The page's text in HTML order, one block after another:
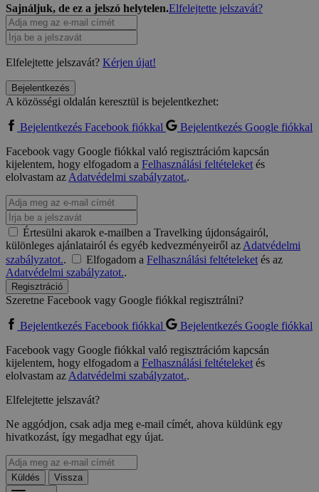
Sajnáljuk, de ez a jelszó helytelen.Elfelejtette jelszavát?
Elfelejtette jelszavát? Kérjen újat!
Bejelentkezés
A közösségi oldalán keresztül is bejelentkezhet:
Bejelentkezés Facebook fiókkal
Bejelentkezés Google fiókkal
Facebook vagy Google fiókkal való regisztrációm kapcsán
kijelentem, hogy elfogadom a Felhasználási feltételeketés
elolvastam azAdatvédelmi szabályzatot..
Értesülni akarok e-mailben a Travelking újdonságairól,
különleges ajánlatairól és egyéb kedvezményeiről azAdatvédelmi
szabályzatot.. Elfogadom a Felhasználási feltételeketés az
Adatvédelmi szabályzatot..
Regisztráció
Szeretne Facebook vagy Google fiókkal regisztrálni?
Bejelentkezés Facebook fiókkal
Bejelentkezés Google fiókkal
Facebook vagy Google fiókkal való regisztrációm kapcsán
kijelentem, hogy elfogadom a Felhasználási feltételeketés
elolvastam azAdatvédelmi szabályzatot..
Elfelejtette jelszavát?
Ne aggódjon, csak adja meg e-mail címét, ahova küldünk egy
hivatkozást, így megadhat egy újat.
Küldés
Vissza